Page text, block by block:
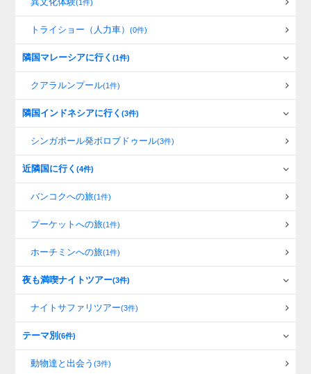
(1件)
トライショー（人力車）(0件)
隣国マレーシアに行く(1件)
クアラルンプール(1件)
隣国インドネシアに行く(3件)
シンガポール発ボロブドゥール(3件)
近隣国に行く(4件)
バンコクへの旅(1件)
プーケットへの旅(1件)
ホーチミンへの旅(1件)
夜も満喫ナイトツアー(3件)
ナイトサファリツアー(3件)
テーマ別(6件)
動物達と出会う(3件)